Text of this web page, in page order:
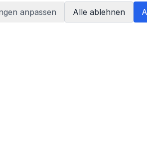
anpassen Alle ablehnen